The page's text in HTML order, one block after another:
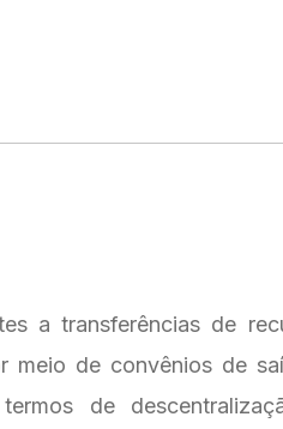
a transferências de
meio de convênios de
de